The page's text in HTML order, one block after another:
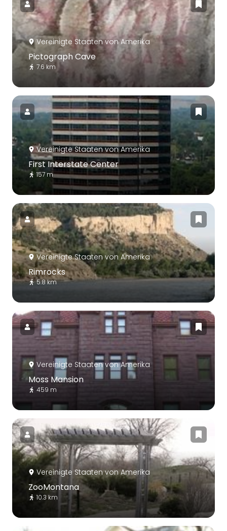
Vereinigte Staaten von Amerika
Pictograph Cave
7.6 km
Vereinigte Staaten von Amerika
First Interstate Center
157 m
Vereinigte Staaten von Amerika
Rimrocks
5.8 km
Vereinigte Staaten von Amerika
Moss Mansion
459 m
Vereinigte Staaten von Amerika
ZooMontana
10.3 km